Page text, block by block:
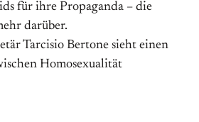
für ihre Propaganda – die
darüber.
Tarcisio Bertone sieht einen
Homosexualität